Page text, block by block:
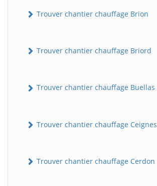
Trouver chantier chauffage Brion
Trouver chantier chauffage Briord
Trouver chantier chauffage Buellas
Trouver chantier chauffage Ceignes
Trouver chantier chauffage Cerdon